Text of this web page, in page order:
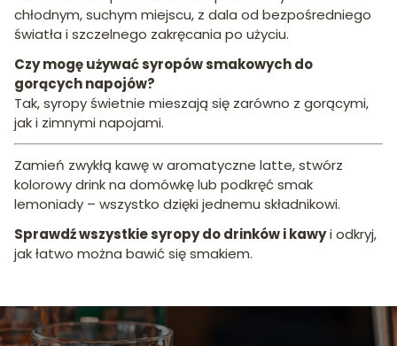
chłodnym, suchym miejscu, z dala od bezpośredniego
światła i szczelnego zakręcania po użyciu.
Czy mogę używać syropów smakowych do
gorących napojów?
Tak, syropy świetnie mieszają się zarówno z gorącymi,
jak i zimnymi napojami.
Zamień zwykłą kawę w aromatyczne latte, stwórz
kolorowy drink na domówkę lub podkręć smak
lemoniady – wszystko dzięki jednemu składnikowi.
Sprawdź wszystkie syropy do drinków i kawyi odkryj,
jak łatwo można bawić się smakiem.